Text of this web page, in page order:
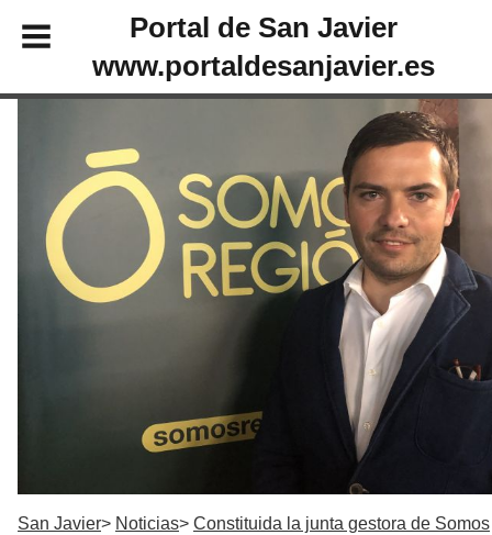
Portal de San Javier
www.portaldesanjavier.es
San Javier Noticias
Constituida la junta gestora de Somos